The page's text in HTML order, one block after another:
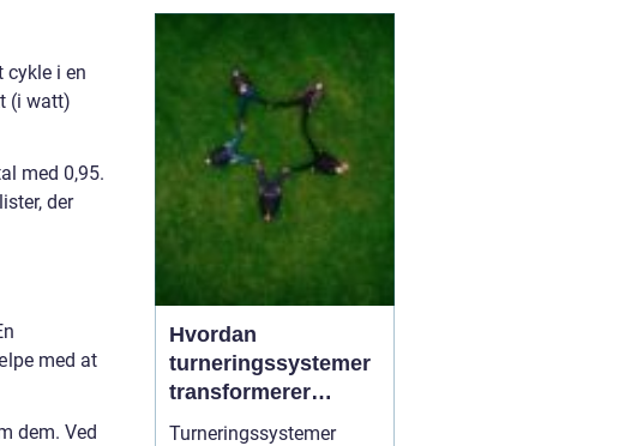
cykle i en
(i watt)
med 0,95.
der
med at
dem. Ved
både fysisk og mental
yoga blevet et populært
valg for ma...
Hvordan
turneringssystemer
transformerer
konkurrencesport
Turneringssystemer